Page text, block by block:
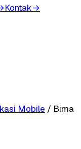
Kontak→
Mobile / Bima